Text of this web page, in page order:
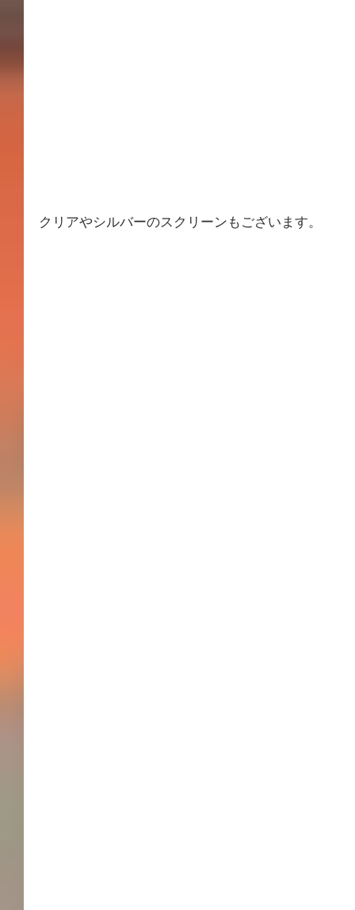
クリアやシルバーのスクリーンもございます。